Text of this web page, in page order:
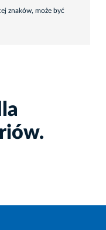
znaków, może być